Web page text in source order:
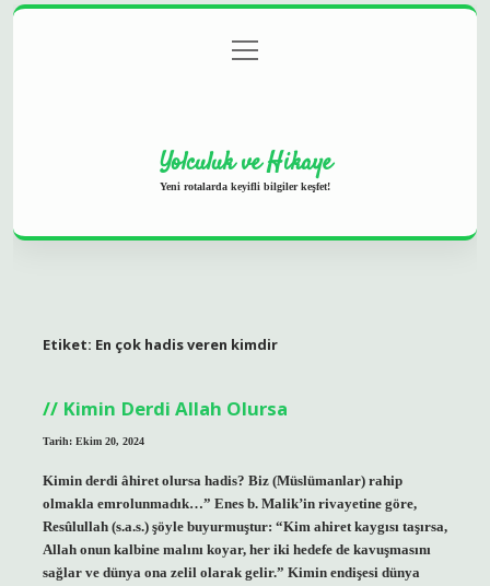
Gizlilik Politikası
menüyü
aç
Yolculuk ve Hikaye
Yeni rotalarda keyifli bilgiler keşfet!
Etiket: En çok hadis veren kimdir
Kimin Derdi Allah Olursa
Tarih: Ekim 20, 2024
Kimin derdi âhiret olursa hadis? Biz (Müslümanlar) rahip
olmakla emrolunmadık…” Enes b. Malik’in rivayetine göre,
Resûlullah (s.a.s.) şöyle buyurmuştur: “Kim ahiret kaygısı taşırsa,
Allah onun kalbine malını koyar, her iki hedefe de kavuşmasını
sağlar ve dünya ona zelil olarak gelir.” Kimin endişesi dünya